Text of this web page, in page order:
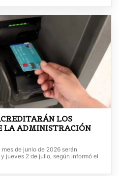
LOS
LA ADMINISTRACIÓN
de junio de 2026 serán
jueves 2 de julio, según informó el